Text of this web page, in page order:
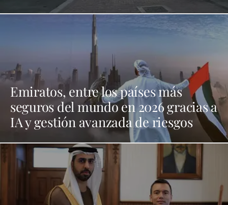
Emiratos, entre los países más
seguros del mundo en 2026 gracias a
IA y gestión avanzada de riesgos